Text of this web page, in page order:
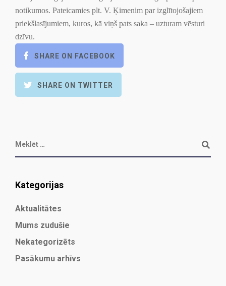
notikumos. Pateicamies plt. V. Ķimenim par izglītojošajiem
priekšlasījumiem, kuros, kā viņš pats saka – uzturam vēsturi
dzīvu.
SHARE ON FACEBOOK
SHARE ON TWITTER
Kategorijas
Aktualitātes
Mums zudušie
Nekategorizēts
Pasākumu arhīvs